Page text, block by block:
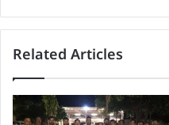
Related Articles